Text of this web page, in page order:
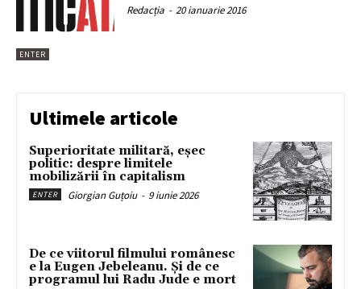
ENTER
Redacția - 20 ianuarie 2016
Ultimele articole
Superioritate militară, eșec
politic: despre limitele
mobilizării în capitalism
ENTER Giorgian Guțoiu - 9 iunie 2026
De ce viitorul filmului românesc
e la Eugen Jebeleanu. Și de ce
programul lui Radu Jude e mort